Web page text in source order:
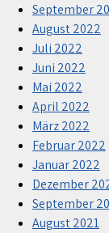
September
August 2022
Juli 2022
Juni 2022
Mai 2022
April 2022
März 2022
Februar 2022
Januar 2022
Dezember
September
August 2021